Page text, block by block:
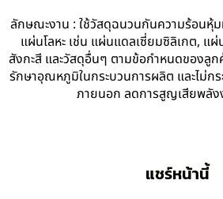
ลักษณะงาน : ใช้วัสดุฉนวนกันความร้อน
แผ่นโลหะ เช่น แผ่นแดลเซี่ยมซิลิเกต, แ
สังกะสี และวัสดุอื่นๆ ตามข้อกำหนดของลู
รักษาอุณหภูมิในกระบวนการผลิต และไม่ก
ภายนอก ลดการสูญเสียพลัง
แชร์หน้านี้